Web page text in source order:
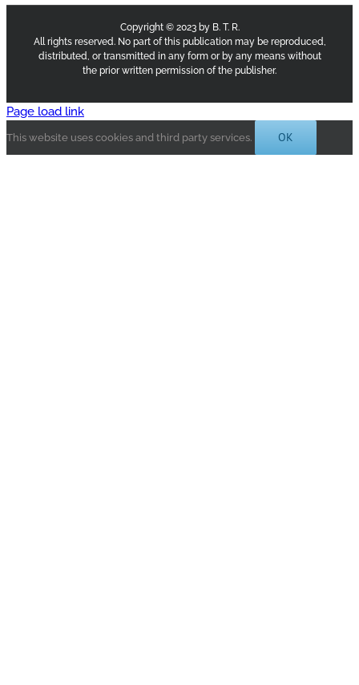
Copyright © 2023 by B. T. R.
All rights reserved. No part of this publication may be reproduced,
distributed, or transmitted in any form or by any means without
the prior written permission of the publisher.
Page load link
This website uses cookies and third party services. OK